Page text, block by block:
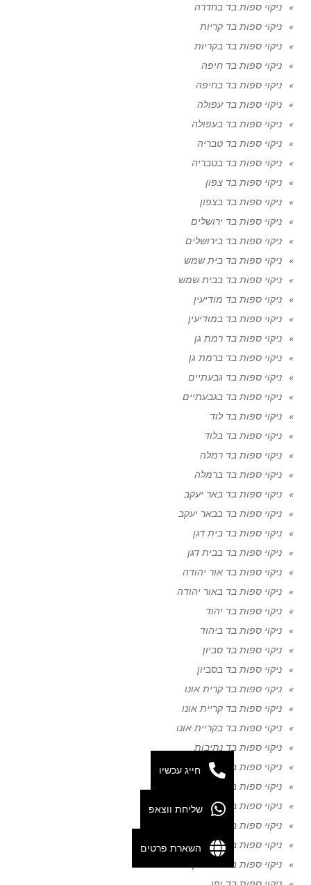
ניקוי ספות בד בחדרה
ניקוי ספות בד קריות
ניקוי ספות בד בקריות
ניקוי ספות בד חיפה
ניקוי ספות בד בחיפה
ניקוי ספות בד עפולה
ניקוי ספות בד בעפולה
ניקוי ספות בד טבריה
ניקוי ספות בד בטבריה
ניקוי ספות בד צפון
ניקוי ספות בד בצפון
ניקוי ספות בד ירושלים
ניקוי ספות בד בירושלים
ניקוי ספות בד בית שמש
ניקוי ספות בד בבית שמש
ניקוי ספות בד מודיעין
ניקוי ספות בד במודיעין
ניקוי ספות בד רמת גן
ניקוי ספות בד ברמת גן
ניקוי ספות בד גבעתיים
ניקוי ספות בד בגבעתיים
ניקוי ספות בד לוד
ניקוי ספות בד בלוד
ניקוי ספות בד רמלה
ניקוי ספות בד ברמלה
ניקוי ספות בד באר יעקב
ניקוי ספות בד בבאר יעקב
ניקוי ספות בד בית דגן
ניקוי ספות בד בבית דגן
ניקוי ספות בד אור יהודה
ניקוי ספות בד באור יהודה
ניקוי ספות בד יהוד
ניקוי ספות בד ביהוד
ניקוי ספות בד סביון
ניקוי ספות בד בסביון
ניקוי ספות בד קרית אונו
ניקוי ספות בד קריית אונו
ניקוי ספות בד בקריית אונו
ניקוי ספות בד נתיבות
ניקוי ספות בד קריית אתא
ניקוי ספות בד נהריה
ניקוי ספות בד ביתר עילית
ניקוי ספות בד קריית גת
ניקוי ספות בד נצרת
ניקוי ספות בד בני ברק
חייג עכשיו
שליחת ווצאפ
השארת פרטים